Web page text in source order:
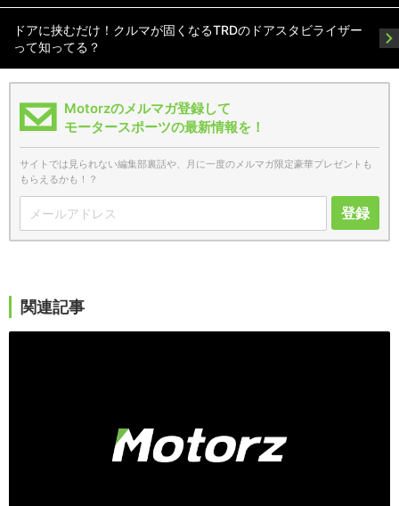
ドアに挟むだけ！クルマが固くなるTRDのドアスタビライザー
って知ってる？
Motorzのメルマガ登録して
モータースポーツの最新情報を！
サイトでは見られない編集部裏話や、月に一度のメルマガ限定豪華プレゼントも
もらえるかも！？
登録
関連記事